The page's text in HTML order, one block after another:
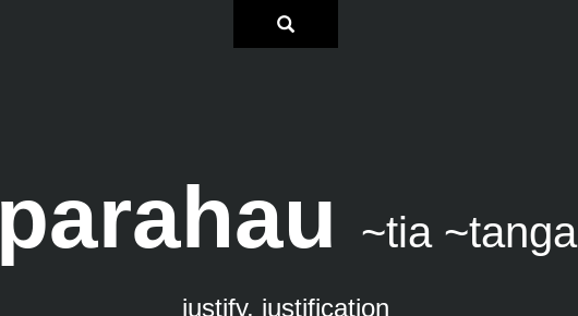
parahau ~tia ~tanga
justify, justification